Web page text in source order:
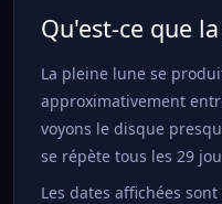
Qu'est-ce que
La pleine lune se
approximativement
voyons le disque
se répète tous les 29
Les dates affichées